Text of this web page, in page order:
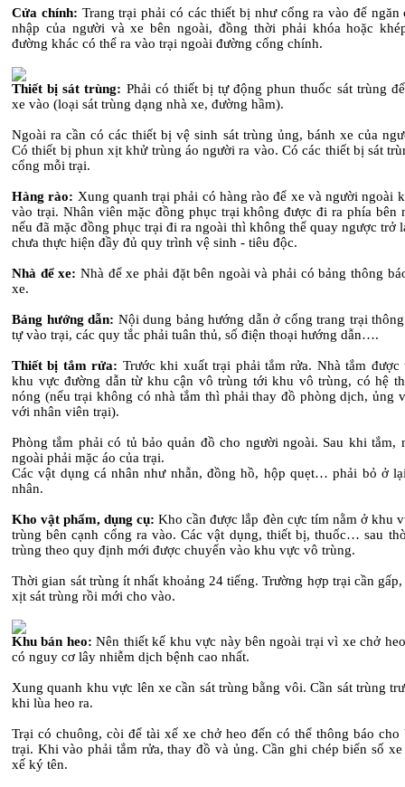
Cửa chính: Trang trại phải có các thiết bị như cổng ra vào để ngăn
nhập của người và xe bên ngoài, đồng thời phải khóa hoặc
đường khác có thể ra vào trại ngoài đường cổng chính.
Thiết bị sát trùng: Phải có thiết bị tự động phun thuốc sát trùng
xe vào (loại sát trùng dạng nhà xe, đường hầm).
Ngoài ra cần có các thiết bị vệ sinh sát trùng ủng, bánh xe của
Có thiết bị phun xịt khử trùng áo người ra vào. Có các thiết bị sát
cổng mỗi trại.
Hàng rào: Xung quanh trại phải có hàng rào để xe và người ngoài
vào trại. Nhân viên mặc đồng phục trại không được đi ra phía bên
nếu đã mặc đồng phục trại đi ra ngoài thì không thể quay ngược trở
chưa thực hiện đầy đủ quy trình vệ sinh - tiêu độc.
Nhà để xe: Nhà để xe phải đặt bên ngoài và phải có bảng thông
xe.
Bảng hướng dẫn: Nội dung bảng hướng dẫn ở cổng trang trại
tự vào trại, các quy tắc phải tuân thủ, số điện thoại hướng dẫn….
Thiết bị tắm rửa: Trước khi xuất trại phải tắm rửa. Nhà tắm được
khu vực đường dẫn từ khu cận vô trùng tới khu vô trùng, có hệ
nóng (nếu trại không có nhà tắm thì phải thay đồ phòng dịch, ủng
với nhân viên trại).
Phòng tắm phải có tủ bảo quản đồ cho người ngoài. Sau khi tắm,
ngoài phải mặc áo của trại.
Các vật dụng cá nhân như nhẫn, đồng hồ, hộp quẹt… phải bỏ ở
nhân.
Kho vật phẩm, dụng cụ: Kho cần được lắp đèn cực tím nằm ở khu
trùng bên cạnh cổng ra vào. Các vật dụng, thiết bị, thuốc… sau
trùng theo quy định mới được chuyển vào khu vực vô trùng.
Thời gian sát trùng ít nhất khoảng 24 tiếng. Trường hợp trại cần
xịt sát trùng rồi mới cho vào.
Khu bán heo: Nên thiết kế khu vực này bên ngoài trại vì xe chở
có nguy cơ lây nhiễm dịch bệnh cao nhất.
Xung quanh khu vực lên xe cần sát trùng bằng vôi. Cần sát trùng
khi lùa heo ra.
Trại có chuông, còi để tài xế xe chở heo đến có thể thông báo cho
trại. Khi vào phải tắm rửa, thay đồ và ủng. Cần ghi chép biển số
xế ký tên.